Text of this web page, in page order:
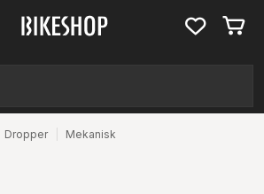
Dropper Mekanisk